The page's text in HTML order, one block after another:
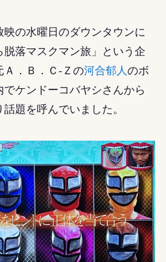
映の水曜日のダウンタウンに
脱落マスクマン旅」という企
Ａ．Ｂ．Ｃ-Ｚの河合郁人 のボ
ケンドーコバヤシさんから
題を呼んでいました。